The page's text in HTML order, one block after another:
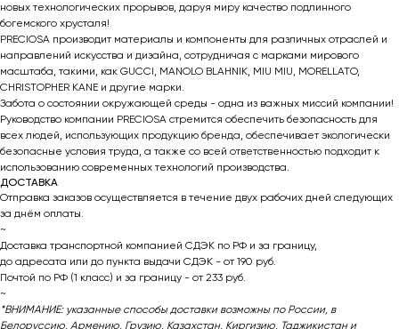
новых технологических прорывов, даруя миру качество подлинного
богемского хрусталя!
PRECIOSA производит материалы и компоненты для различных отраслей и
направлений искусства и дизайна, сотрудничая с марками мирового
масштаба, такими, как GUCCI, MANOLO BLAHNIK, MIU MIU, MORELLATO,
CHRISTOPHER KANE и другие марки.
Забота о состоянии окружающей среды - одна из важных миссий компании!
Руководство компании PRECIOSA стремится обеспечить безопасность для
всех людей, использующих продукцию бренда, обеспечивает экологически
безопасные условия труда, а также со всей ответственностью подходит к
использованию современных технологий производства.
ДОСТАВКА
Отправка заказов осуществляется в течение двух рабочих дней следующих
за днём оплаты.
~
Доставка транспортной компанией СДЭК по РФ и за границу,
до адресата или до пункта выдачи СДЭК - от 190 руб.
Почтой по РФ (1 класс) и за границу - от 233 руб.
~
*ВНИМАНИЕ: указанные способы доставки возможны по России, в
Белоруссию, Армению, Грузию, Казахстан, Киргизию, Таджикистан и